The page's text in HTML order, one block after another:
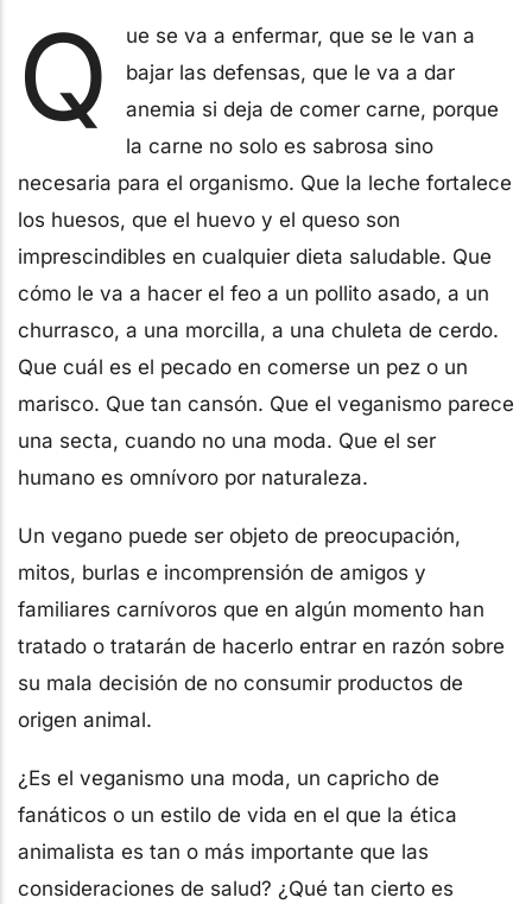
Q
ue se va a enfermar, que se le van a
bajar las defensas, que le va a dar
anemia si deja de comer carne, porque
la carne no solo es sabrosa sino
necesaria para el organismo. Que la leche fortalece
los huesos, que el huevo y el queso son
imprescindibles en cualquier dieta saludable. Que
cómo le va a hacer el feo a un pollito asado, a un
churrasco, a una morcilla, a una chuleta de cerdo.
Que cuál es el pecado en comerse un pez o un
marisco. Que tan cansón. Que el veganismo parece
una secta, cuando no una moda. Que el ser
humano es omnívoro por naturaleza.
Un vegano puede ser objeto de preocupación,
mitos, burlas e incomprensión de amigos y
familiares carnívoros que en algún momento han
tratado o tratarán de hacerlo entrar en razón sobre
su mala decisión de no consumir productos de
origen animal.
¿Es el veganismo una moda, un capricho de
fanáticos o un estilo de vida en el que la ética
animalista es tan o más importante que las
consideraciones de salud? ¿Qué tan cierto es